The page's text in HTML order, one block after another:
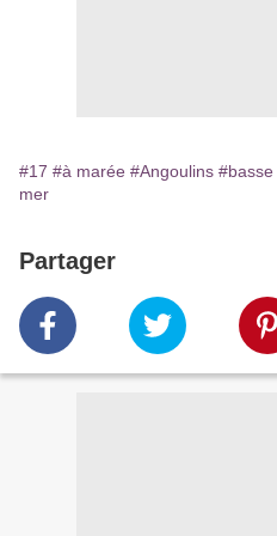
#17 #à marée #Angoulins #basse
mer
Partager